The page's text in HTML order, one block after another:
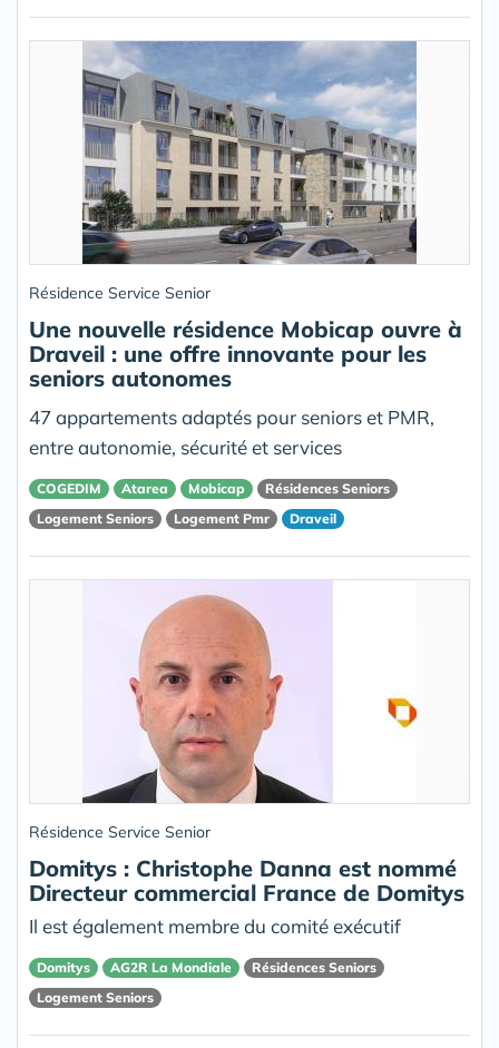
Résidence Service Senior
Une nouvelle résidence Mobicap ouvre à
Draveil : une offre innovante pour les
seniors autonomes
47 appartements adaptés pour seniors et PMR,
entre autonomie, sécurité et services
COGEDIM Atarea Mobicap
Résidences Seniors
Logement Seniors
Logement Pmr Draveil
Résidence Service Senior
Domitys : Christophe Danna est nommé
Directeur commercial France de Domitys
Il est également membre du comité exécutif
Domitys AG2R La Mondiale
Résidences Seniors
Logement Seniors